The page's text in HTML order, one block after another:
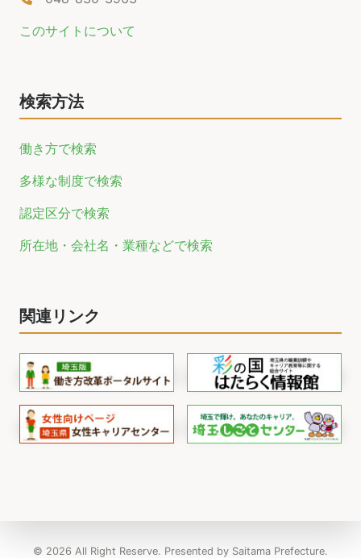
このサイトについて
検索方法
働き方で検索
多様な制度で検索
認定区分で検索
所在地・会社名・業種などで検索
関連リンク
© 2026 All Right Reserve. Presented by Saitama Prefecture.